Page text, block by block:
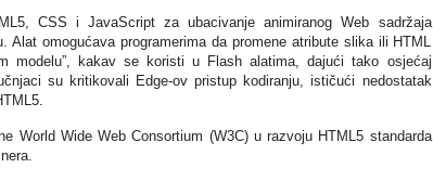
CSS i JavaScript za ubacivanje animiranog Web sadržaja
Alat omogućava programerima da promene atribute slika ili HTML
modelu”, kakav se koristi u Flash alatima, dajući tako osjećaj
su kritikovali Edge-ov pristup kodiranju, ističući nedostatak
World Wide Web Consortium (W3C) u razvoju HTML5 standarda